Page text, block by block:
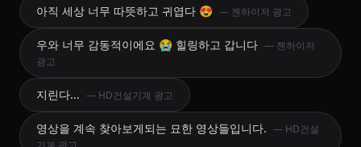
아직 세상 너무 따뜻하고 귀엽다 😍 — 젠하이저 광고
우와 너무 감동적이에요 😭 힐링하고 갑니다 — 젠하이저
광고
지린다... — HD건설기계 광고
영상을 계속 찾아보게되는 묘한 영상들입니다. — HD건설